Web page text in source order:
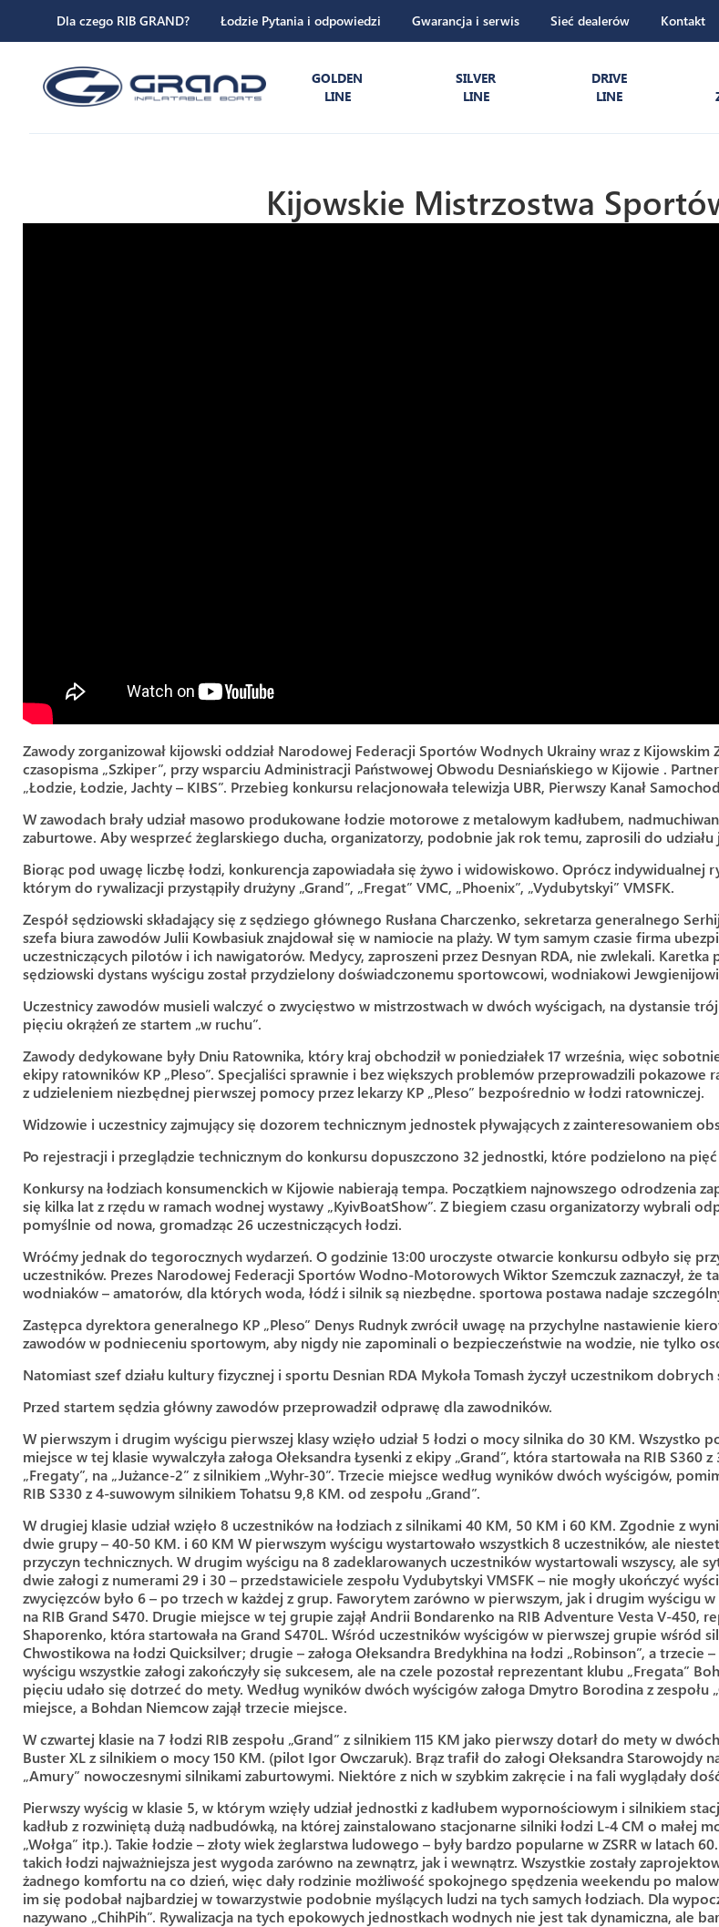
Dla czego RIB GRAND? Łodzie Pytania i odpowiedzi Gwarancja i serwis Sieć dealerów Kontakt
GOLDEN
LINE
SILVER
LINE
DRIVE
LINE
Kijowskie Mistrzostwa
Zawody zorganizował kijowski oddział Narodowej Federacji Sportów Wodnych Ukrainy wraz z Kijowskim
czasopisma „Szkiper”, przy wsparciu Administracji Państwowej Obwodu Desniańskiego w Kijowie .
„Łodzie, Łodzie, Jachty – KIBS”. Przebieg konkursu relacjonowała telewizja UBR, Pierwszy Kanał
W zawodach brały udział masowo produkowane łodzie motorowe z metalowym kadłubem,
zaburtowe. Aby wesprzeć żeglarskiego ducha, organizatorzy, podobnie jak rok temu, zaprosili do
Biorąc pod uwagę liczbę łodzi, konkurencja zapowiadała się żywo i widowiskowo. Oprócz
którym do rywalizacji przystąpiły drużyny „Grand”, „Fregat” VMC, „Phoenix”, „Vydubytskyi” VMSFK.
Zespół sędziowski składający się z sędziego głównego Rusłana Charczenko, sekretarza generalnego
szefa biura zawodów Julii Kowbasiuk znajdował się w namiocie na plaży. W tym samym czasie firma
uczestniczących pilotów i ich nawigatorów. Medycy, zaproszeni przez Desnyan RDA, nie zwlekali.
sędziowski dystans wyścigu został przydzielony doświadczonemu sportowcowi, wodniakowi
Uczestnicy zawodów musieli walczyć o zwycięstwo w mistrzostwach w dwóch wyścigach, na dystansie
pięciu okrążeń ze startem „w ruchu”.
Zawody dedykowane były Dniu Ratownika, który kraj obchodził w poniedziałek 17 września, więc
ekipy ratowników KP „Pleso”. Specjaliści sprawnie i bez większych problemów przeprowadzili pokazowe
z udzieleniem niezbędnej pierwszej pomocy przez lekarzy KP „Pleso” bezpośrednio w łodzi ratowniczej.
Widzowie i uczestnicy zajmujący się dozorem technicznym jednostek pływających z zainteresowaniem
Po rejestracji i przeglądzie technicznym do konkursu dopuszczono 32 jednostki, które podzielono na
Konkursy na łodziach konsumenckich w Kijowie nabierają tempa. Początkiem najnowszego odrodzenia
się kilka lat z rzędu w ramach wodnej wystawy „KyivBoatShow”. Z biegiem czasu organizatorzy wybrali
pomyślnie od nowa, gromadząc 26 uczestniczących łodzi.
Wróćmy jednak do tegorocznych wydarzeń. O godzinie 13:00 uroczyste otwarcie konkursu odbyło się
uczestników. Prezes Narodowej Federacji Sportów Wodno-Motorowych Wiktor Szemczuk zaznaczył,
wodniaków – amatorów, dla których woda, łódź i silnik są niezbędne. sportowa postawa nadaje
Zastępca dyrektora generalnego KP „Pleso” Denys Rudnyk zwrócił uwagę na przychylne nastawienie
zawodów w podnieceniu sportowym, aby nigdy nie zapominali o bezpieczeństwie na wodzie, nie tylko
Natomiast szef działu kultury fizycznej i sportu Desnian RDA Mykoła Tomash życzył uczestnikom
Przed startem sędzia główny zawodów przeprowadził odprawę dla zawodników.
W pierwszym i drugim wyścigu pierwszej klasy wzięło udział 5 łodzi o mocy silnika do 30 KM. Wszystko
miejsce w tej klasie wywalczyła załoga Ołeksandra Łysenki z ekipy „Grand”, która startowała na RIB
„Fregaty”, na „Jużance-2” z silnikiem „Wyhr-30”. Trzecie miejsce według wyników dwóch wyścigów,
RIB S330 z 4-suwowym silnikiem Tohatsu 9,8 KM. od zespołu „Grand”.
W drugiej klasie udział wzięło 8 uczestników na łodziach z silnikami 40 KM, 50 KM i 60 KM. Zgodnie z
dwie grupy – 40-50 KM. i 60 KM W pierwszym wyścigu wystartowało wszystkich 8 uczestników, ale
przyczyn technicznych. W drugim wyścigu na 8 zadeklarowanych uczestników wystartowali wszyscy, ale
dwie załogi z numerami 29 i 30 – przedstawiciele zespołu Vydubytskyi VMSFK – nie mogły ukończyć
zwycięzców było 6 – po trzech w każdej z grup. Faworytem zarówno w pierwszym, jak i drugim wyścigu
na RIB Grand S470. Drugie miejsce w tej grupie zajął Andrii Bondarenko na RIB Adventure Vesta V-450,
Shaporenko, która startowała na Grand S470L. Wśród uczestników wyścigów w pierwszej grupie wśród
Chwostikowa na łodzi Quicksilver; drugie – załoga Ołeksandra Bredykhina na łodzi „Robinson”, a
wyścigu wszystkie załogi zakończyły się sukcesem, ale na czele pozostał reprezentant klubu „Fregata”
pięciu udało się dotrzeć do mety. Według wyników dwóch wyścigów załoga Dmytro Borodina z zespołu
miejsce, a Bohdan Niemcow zajął trzecie miejsce.
W czwartej klasie na 7 łodzi RIB zespołu „Grand” z silnikiem 115 KM jako pierwszy dotarł do mety w
Buster XL z silnikiem o mocy 150 KM. (pilot Igor Owczaruk). Brąz trafił do załogi Ołeksandra Starowojdy
„Amury” nowoczesnymi silnikami zaburtowymi. Niektóre z nich w szybkim zakręcie i na fali wyglądały
Pierwszy wyścig w klasie 5, w którym wzięły udział jednostki z kadłubem wypornościowym i silnikiem
kadłub z rozwiniętą dużą nadbudówką, na której zainstalowano stacjonarne silniki łodzi L-4 CM o małej
„Wołga” itp.). Takie łodzie – złoty wiek żeglarstwa ludowego – były bardzo popularne w ZSRR w
takich łodzi najważniejsza jest wygoda zarówno na zewnątrz, jak i wewnątrz. Wszystkie zostały
żadnego komfortu na co dzień, więc dały rodzinie możliwość spokojnego spędzenia weekendu po
im się podobał najbardziej w towarzystwie podobnie myślących ludzi na tych samych łodziach. Dla
nazywano „ChihPih”. Rywalizacja na tych epokowych jednostkach wodnych nie jest tak dynamiczna, ale